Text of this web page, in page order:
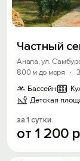
Частный
Анапа, ул.
800 м до моря
·
Бассейн
Детская
за 1 сутки
от 1 200